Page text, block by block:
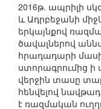
2016թ. ապրիլի
և Ադրբեջանի
երկայնքով
ծավալներով
հրադադարի
ստորագրումից ի
վերջին տասը
հենվելով
է ռազմական